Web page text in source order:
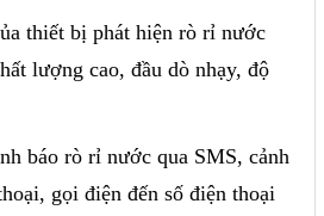
thiết bị phát hiện rò rỉ nước
lượng cao, đầu dò nhạy, độ
báo rò rỉ nước qua SMS, cảnh
gọi điện đến số điện thoại